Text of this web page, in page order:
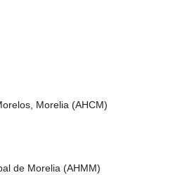
Morelia (AHCM)
de Morelia (AHMM)